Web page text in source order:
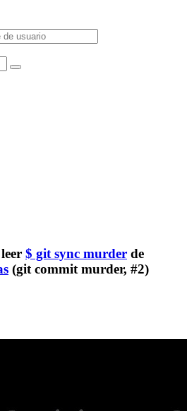
$ git sync murder de
(git commit murder, #2)